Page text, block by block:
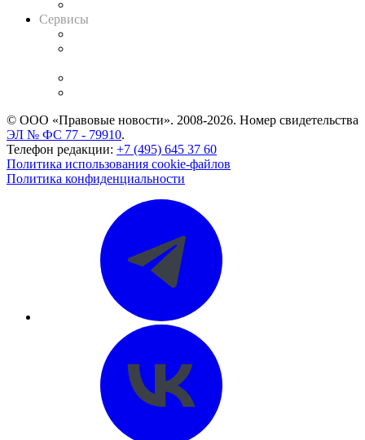
Сервисы
© ООО «Правовые новости». 2008-2026. Номер свидетельства
ЭЛ № ФС 77 - 79910.
Телефон редакции: +7 (495) 645 37 60
Политика использования cookie-файлов
Политика конфиденциальности